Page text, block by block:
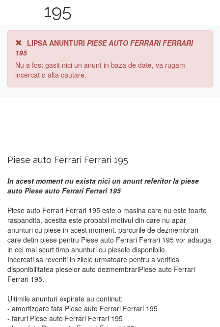
195
LIPSA ANUNTURI PIESE AUTO FERRARI FERRARI
195
Nu a fost gasit nici un anunt in baza de date, va rugam
incercat o alta cautare.
Piese auto Ferrari Ferrari 195
In acest moment nu exista nici un anunt referitor la piese
auto Piese auto Ferrari Ferrari 195
Piese auto Ferrari Ferrari 195 este o masina care nu este foarte
raspandita, acestta este probabil motivul din care nu apar
anunturi cu piese in acest moment. parcurile de dezmembrari
care detin piese pentru Piese auto Ferrari Ferrari 195 vor adauga
in cel mai scurt timp anunturi cu piesele disponibile.
Incercati sa reveniti in zilele urmatoare pentru a verifica
disponibilitatea pieselor auto dezmembrariPiese auto Ferrari
Ferrari 195.
Ultimile anunturi expirate au continut:
- amortizoare fata Piese auto Ferrari Ferrari 195
- faruri Piese auto Ferrari Ferrari 195